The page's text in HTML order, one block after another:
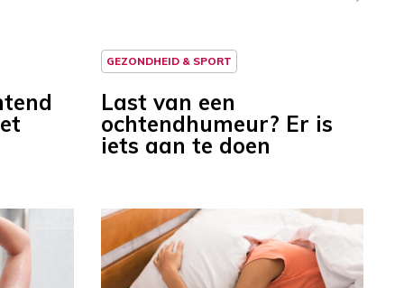
GEZONDHEID & SPORT
Last van een
ochtendhumeur? Er is
iets aan te doen